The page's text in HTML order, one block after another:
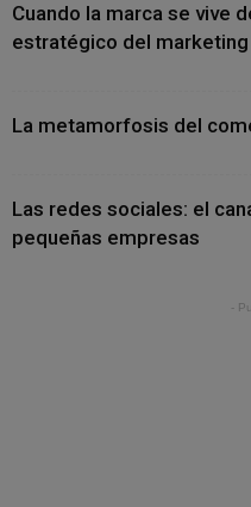
Cuando la marca se vive
estratégico del
La metamorfosis del
Las redes sociales: el
pequeñas empresas
-